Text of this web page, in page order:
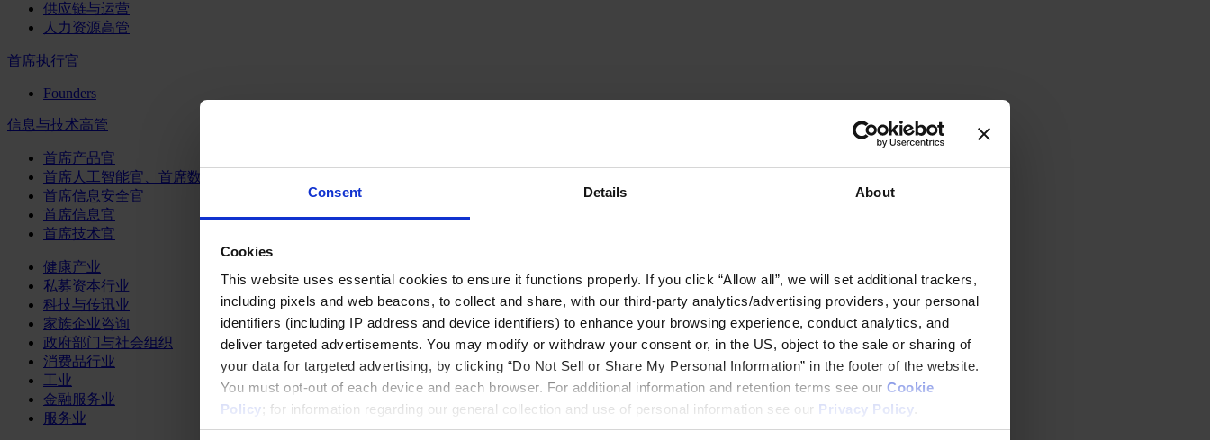
Consent Details About
Cookies
This website uses essential cookies to ensure it functions properly. If you click “Allow all”, we will set additional trackers,
including pixels and web beacons, to collect and share, with our third-party analytics/advertising providers, your personal
identifiers (including IP address and device identifiers) to enhance your browsing experience, conduct analytics, and
deliver targeted advertisements. You may modify or withdraw your consent or, in the US, object to the sale or sharing of
your data for targeted advertising, by clicking “Do Not Sell or Share My Personal Information” in the footer of the website.
You must opt-out of each device and each browser. For additional information and retention terms see our Cookie
Policy; for information regarding our general collection and use of personal information see our Privacy Policy
供应链与运营
人力资源高管
首席执行官
Founders
信息与技术高管
首席产品官
首席人工智能官、首席数据官和首席数据解析官
首席信息安全官
首席信息官
首席技术官
健康产业
私募资本行业
科技与传讯业
家族企业咨询
政府部门与社会组织
消费品行业
工业
金融服务业
服务业